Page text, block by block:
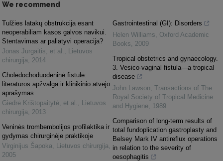
We recommend
Tulžies latakų obstrukcija esant
neoperabiliam kasos galvos navikui.
Stentavimas ar paliatyvi operacija?
Jonas Jurgaitis, et al. , Lietuvos
chirurgija, 2014
Choledochoduodeninė fistulė:
literatūros apžvalga ir klinikinio atvejo
aprašymas
Giedrė Krištopaitytė, et al. , Lietuvos
chirurgija, 2013
Veninės trombembolijos profilaktika ir
gydymas chirurginėje praktikoje
Virginijus Šapoka, Lietuvos chirurgija,
2005
Gastrointestinal (GI): Disorders
Helen Williams, Oxford Academic
Books, 2009
Tropical obstetrics and gynaecology.
3. Vesico-vaginal fistula—a tropical
disease
John Lawson, Transactions of The
Royal Society of Tropical Medicine
and Hygiene, 1989
Comparison of long-term results of
total fundoplication gastroplasty and
Belsey Mark IV antireflux operations
in relation to the severity of
oesophagitis